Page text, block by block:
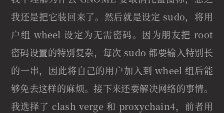
我还是把它装回来了。然后就是设定 sudo，将用
户组 wheel 设定为无需密码。因为朋友把 root
密码设置的特别复杂，每次 sudo 都要输入特别长
的一串，因此将自己的用户加入到 wheel 组后能
够免去这样的麻烦。接下来还要解决网络的事情。
我选择了 clash verge 和 proxychain4，前者用